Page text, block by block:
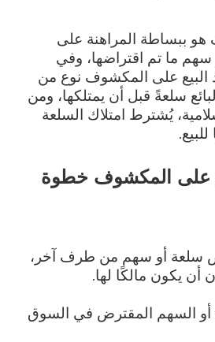
ببساطة المراهنة على
ما تم اقتراضها، وفي
البيع على المكشوف نوع من
سلعةً قبل أن يمتلكها، ومن
يُشترط امتلاك السلعة
على المكشوف خطوة
سلعة أو سهم من طرف آخر،
أن يكون مالكًا لها.
أو السهم المقترض في السوق